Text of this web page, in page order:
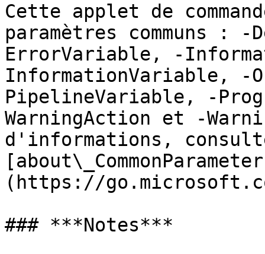
Cette applet de
paramètres communs :
ErrorVariable, -
InformationVariable, -
PipelineVariable, -
WarningAction et -
d'informations,
(https://
### ***Notes***